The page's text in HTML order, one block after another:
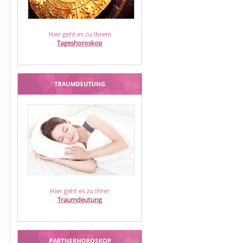
Hier geht es zu Ihrem
Tageshoroskop
TRAUMDEUTUNG
Hier geht es zu Ihrer
Traumdeutung
PARTNERHOROSKOP